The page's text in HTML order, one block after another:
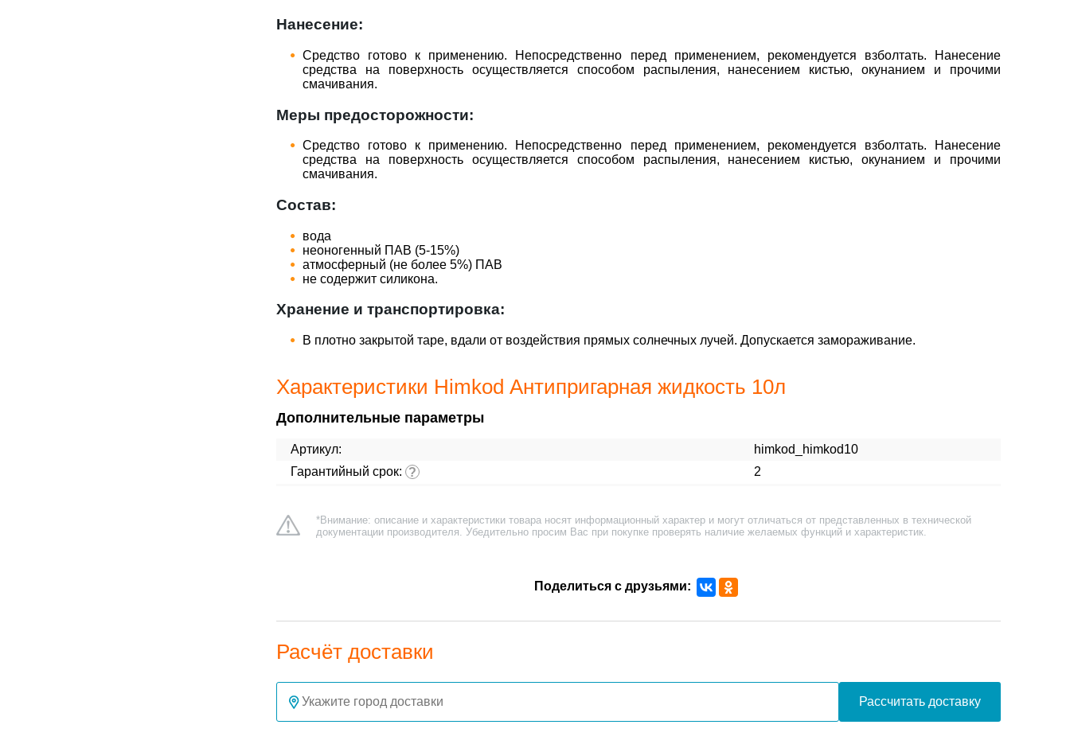
Нанесение:
Средство готово к применению. Непосредственно перед применением, рекомендуется взболтать. Нанесение
средства на поверхность осуществляется способом распыления, нанесением кистью, окунанием и прочими
смачивания.
Меры предосторожности:
Средство готово к применению. Непосредственно перед применением, рекомендуется взболтать. Нанесение
средства на поверхность осуществляется способом распыления, нанесением кистью, окунанием и прочими
смачивания.
Состав:
вода
неоногенный ПАВ (5-15%)
атмосферный (не более 5%) ПАВ
не содержит силикона.
Хранение и транспортировка:
В плотно закрытой таре, вдали от воздействия прямых солнечных лучей. Допускается замораживание.
Характеристики Himkod Антипригарная жидкость 10л
Дополнительные параметры
Артикул:
himkod_himkod10
Гарантийный срок: ? 2
*Внимание: описание и характеристики товара носят информационный характер и могут отличаться от представленных в технической
документации производителя. Убедительно просим Вас при покупке проверять наличие желаемых функций и характеристик.
Поделиться с друзьями:
Расчёт доставки
Рассчитать доставку